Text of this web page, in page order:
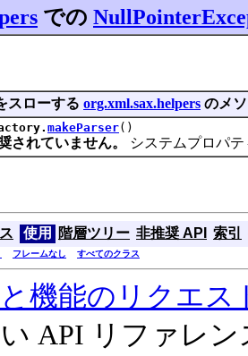
での
スローする org.xml.sax.helpers のメ
makeParser()
されていません。 システムプロパテ
使用 階層ツリー 非推奨 API 索引
フレームなし すべてのクラス
機能のリクエス
API リファレ